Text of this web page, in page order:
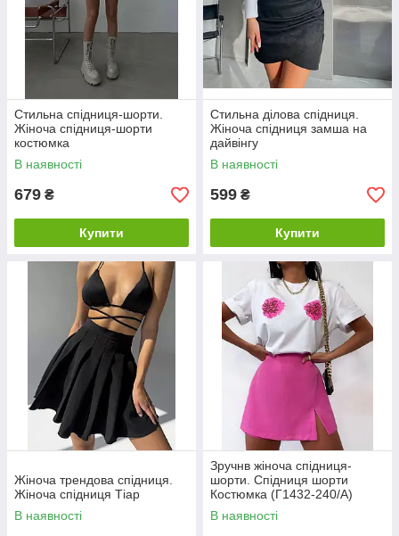
Стильна спідниця-шорти.
Жіноча спідниця-шорти
костюмка
В наявності
679 ₴
Купити
Стильна ділова спідниця.
Жіноча спідниця замша на
дайвінгу
В наявності
599 ₴
Купити
Жіноча трендова спідниця.
Жіноча спідниця Тіар
В наявності
Зручнв жіноча спідниця-
шорти. Спідниця шорти
Костюмка (Г1432-240/А)
В наявності